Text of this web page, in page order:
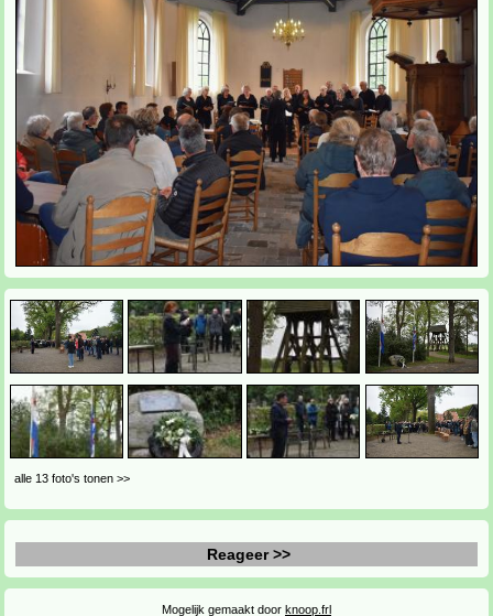
alle 13 foto's tonen >>
Reageer >>
Mogelijk gemaakt door knoop.frl